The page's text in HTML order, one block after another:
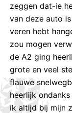
zeggen dat-ie
van deze auto
veren hebt
zou mogen
de A2 ging
grote en veel
flauwe
heerlijk
ik altijd bij mijn